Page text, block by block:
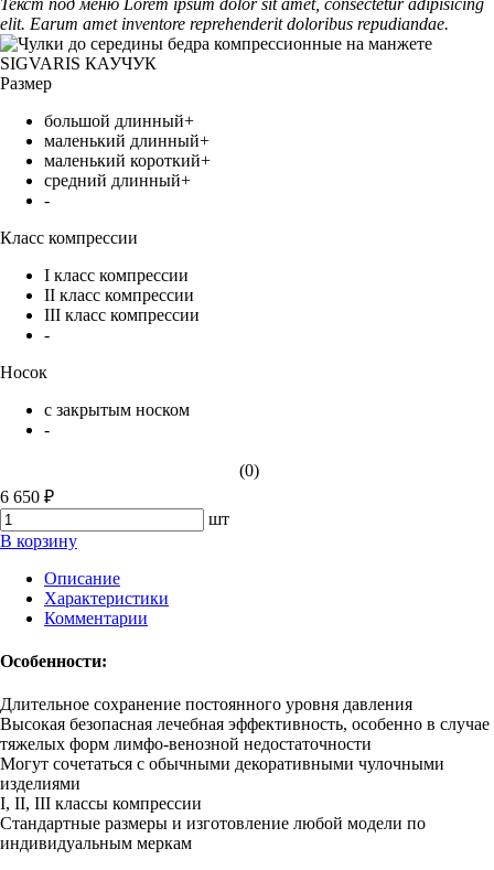
elit. Earum amet inventore reprehenderit doloribus repudiandae.
Размер
большой длинный+
маленький длинный+
маленький короткий+
средний длинный+
-
Класс компрессии
I класс компрессии
II класс компрессии
III класс компрессии
-
Носок
с закрытым носком
-
(0)
6 650 ₽
шт
В корзину
Описание
Характеристики
Комментарии
Особенности:
Длительное сохранение постоянного уровня давления
Высокая безопасная лечебная эффективность, особенно в случае
тяжелых форм лимфо-венозной недостаточности
Могут сочетаться с обычными декоративными чулочными
изделиями
I, II, III классы компрессии
Стандартные размеры и изготовление любой модели по
индивидуальным меркам